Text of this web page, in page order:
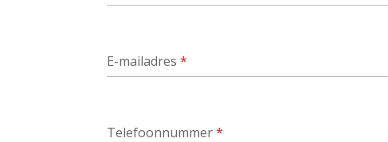
E-mailadres*
Telefoonnummer*